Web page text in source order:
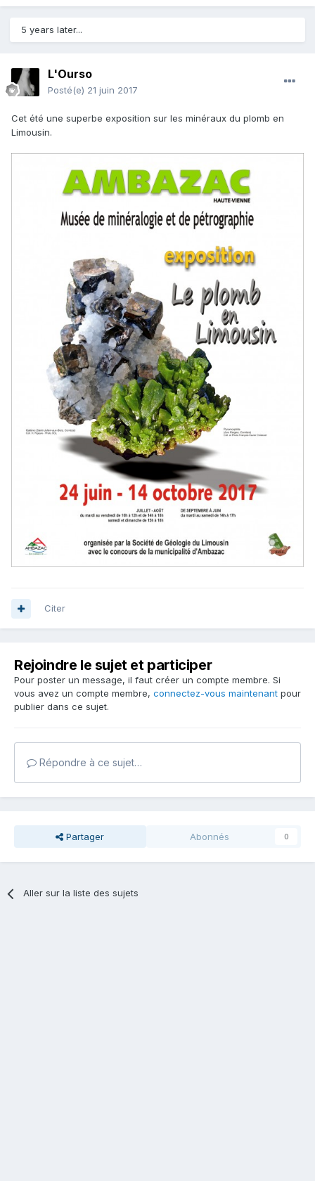
5 years later...
L'Ourso
Posté(e) 21 juin 2017
Cet été une superbe exposition sur les minéraux du plomb en
Limousin.
Citer
Rejoindre le sujet et participer
Pour poster un message, il faut créer un compte membre. Si
vous avez un compte membre, connectez-vous maintenant pour
publier dans ce sujet.
Répondre à ce sujet…
Partager Abonnés 0
Aller sur la liste des sujets